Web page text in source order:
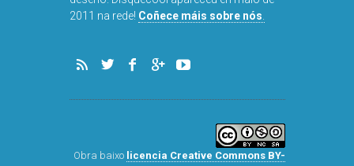
Disquecool é o primeiro
medio de tendencias made
de música, letras, estilos de vida,